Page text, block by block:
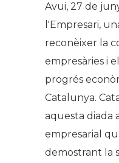
Avui, 27 de
l'Empresari,
reconèixer la
empresàries i
progrés
Catalunya.
aquesta diada
empresarial
demostrant la